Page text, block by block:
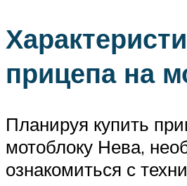
прицепа на
Планируя купить
мотоблоку Нева,
ознакомиться с